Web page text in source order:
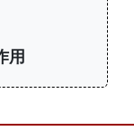
用